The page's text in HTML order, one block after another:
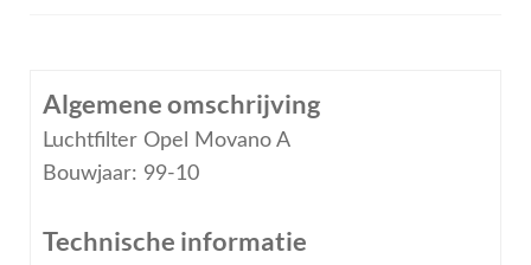
Algemene omschrijving
Luchtfilter Opel Movano A
Bouwjaar: 99-10
Technische informatie